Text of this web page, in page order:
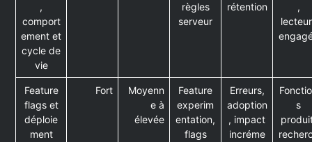
,
comport
ement et
cycle de
vie
règles
serveur
rétention
,
Feature
flags et
déploie
ment
Fort
Moyenn
e à
élevée
Feature
experim
entation,
flags
Erreurs,
adoption
, impact
incréme
s